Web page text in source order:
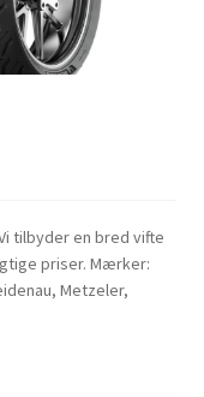
tilbyder en bred vifte
priser. Mærker:
Metzeler,